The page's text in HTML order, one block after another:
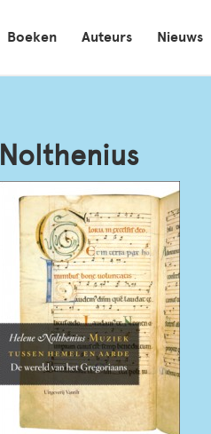
Boeken Auteurs Nieuws
Nolthenius